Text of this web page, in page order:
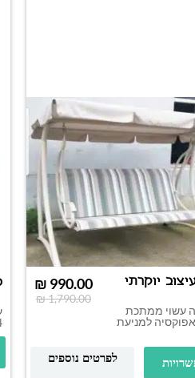
יוקרתי
עשוי ממתכת
למניעת
₪1,790.00
₪ 990.00
לפרטים נוספים
4